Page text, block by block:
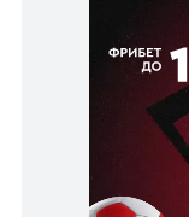
на спорт
на спорт